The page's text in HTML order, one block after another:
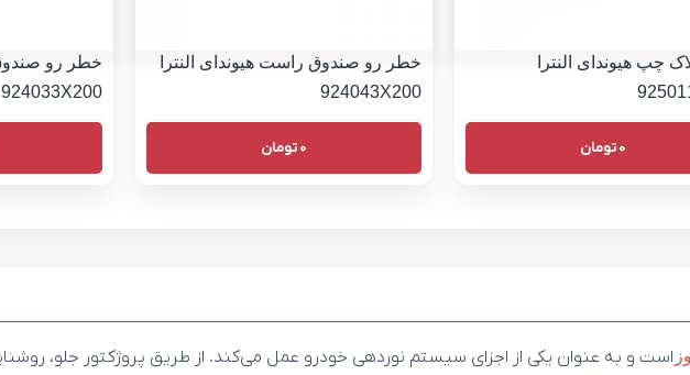
چپ هیوندای النترا
0تومان
خطر رو صندوق راست هیوندای النترا
924043X200
0تومان
خطر رو صندوق
924033X200
است و به عنوان یکی از اجزای سیستم نوردهی خودرو عمل می‌کند. از طریق پروژکتور جلو،